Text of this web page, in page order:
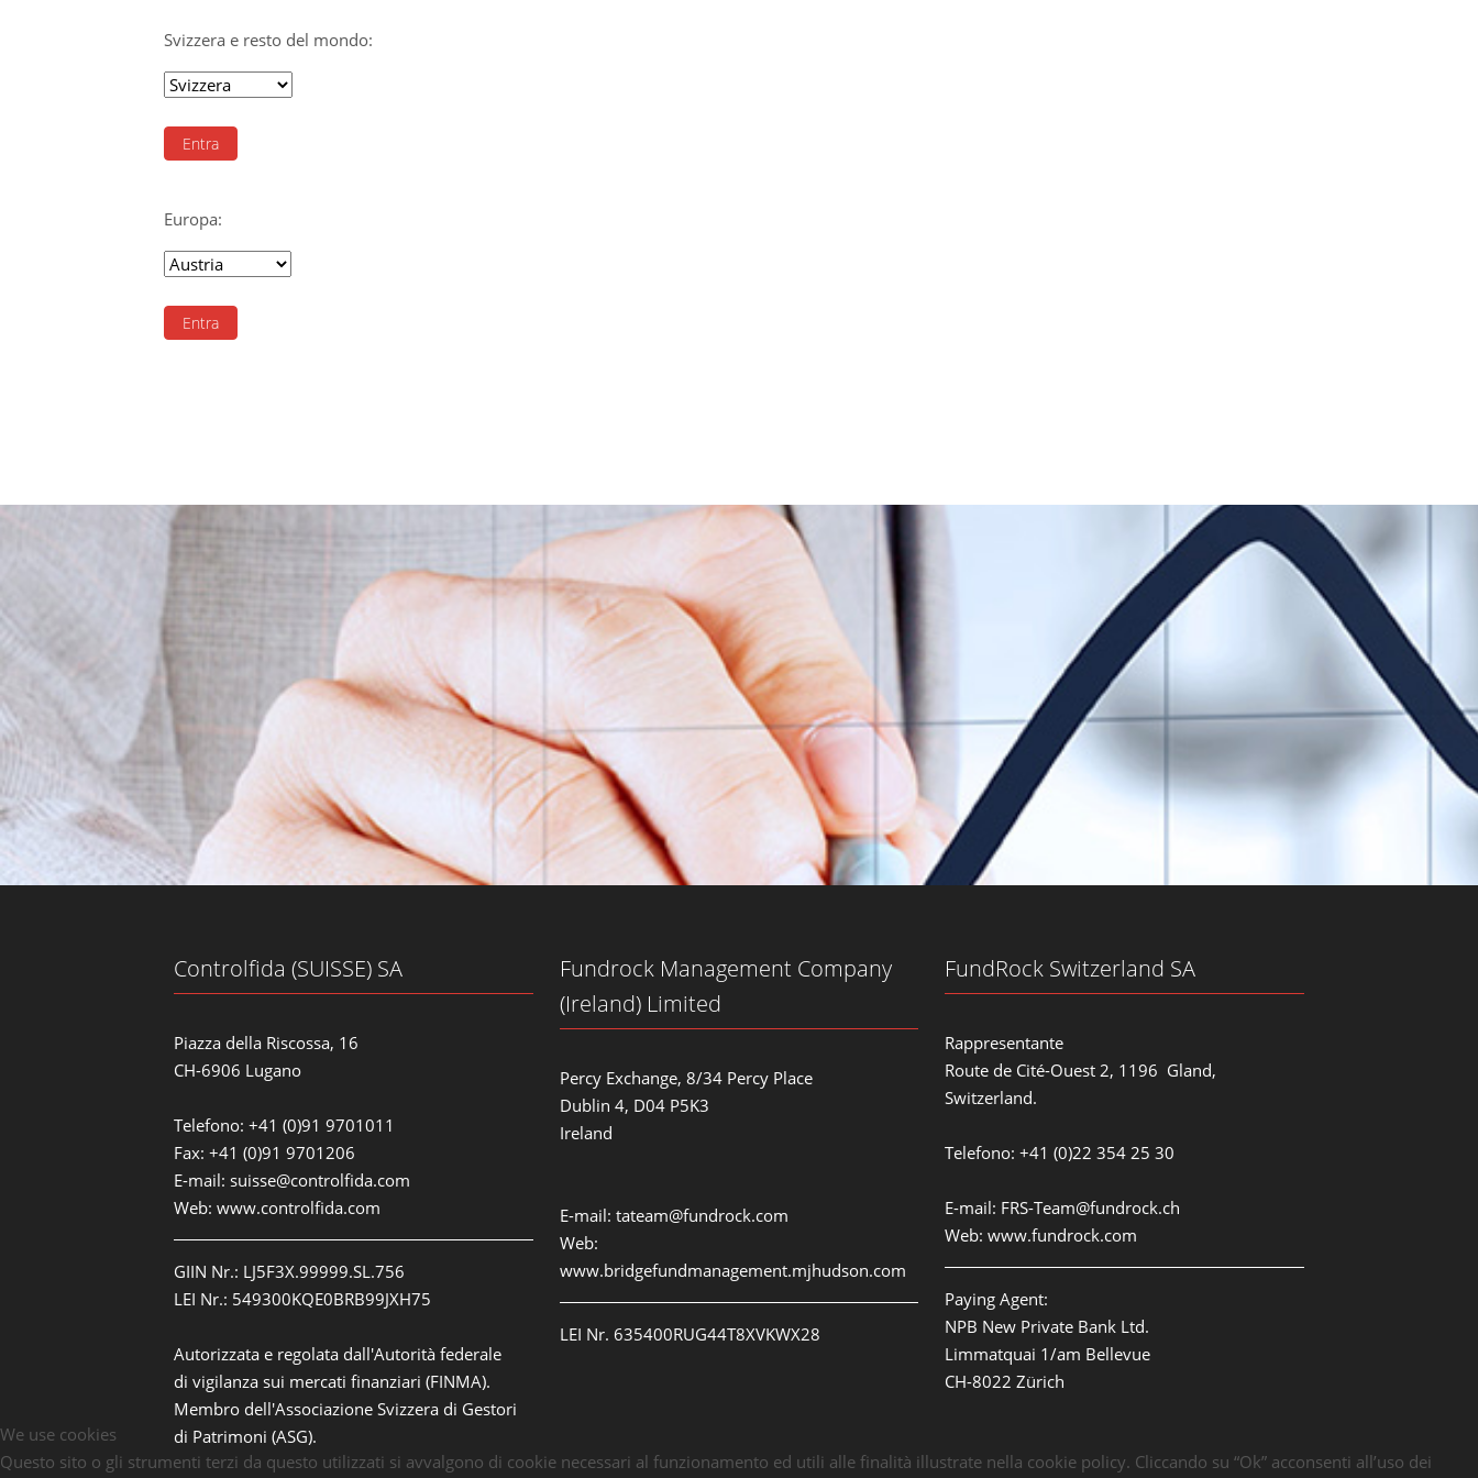
Svizzera e resto del mondo:
Entra
Europa:
Entra
Controlfida (SUISSE) SA
Piazza della Riscossa, 16
CH-6906 Lugano
Telefono: +41 (0)91 9701011
Fax: +41 (0)91 9701206
E-mail: suisse@controlfida.com
Web:www.controlfida.com
GIIN Nr.: LJ5F3X.99999.SL.756
LEI Nr.: 549300KQE0BRB99JXH75
Autorizzata e regolata dall'Autorità federale
di vigilanza sui mercati finanziari (FINMA).
Membro dell'Associazione Svizzera di Gestori
di Patrimoni (ASG).
Fundrock Management Company
(Ireland) Limited
Percy Exchange, 8/34 Percy Place
Dublin 4, D04 P5K3
Ireland
E-mail: tateam@fundrock.com
Web:
www.bridgefundmanagement.mjhudson.com
LEI Nr. 635400RUG44T8XVKWX28
FundRock Switzerland SA
Rappresentante
Route de Cité-Ouest 2, 1196 Gland,
Switzerland.
Telefono: +41 (0)22 354 25 30
E-mail: FRS-Team@fundrock.ch
Web:www.fundrock.com
Paying Agent:
NPB New Private Bank Ltd.
Limmatquai 1/am Bellevue
CH-8022 Zürich
We use cookies
Questo sito o gli strumenti terzi da questo utilizzati si avvalgono di cookie necessari al funzionamento ed utili alle finalità illustrate nella cookie policy. Cliccando su “Ok” acconsenti all’uso dei